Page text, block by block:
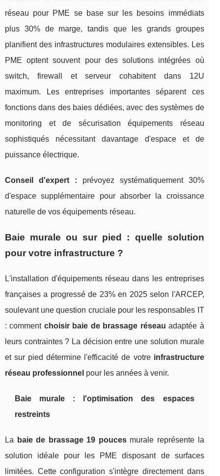
réseau pour PME se base sur les besoins immédiats
plus 30% de marge, tandis que les grands groupes
planifient des infrastructures modulaires extensibles. Les
PME optent souvent pour des solutions intégrées où
switch, firewall et serveur cohabitent dans 12U
maximum. Les entreprises importantes séparent ces
fonctions dans des baies dédiées, avec des systèmes de
monitoring et de sécurisation équipements réseau
sophistiqués nécessitant davantage d'espace et de
puissance électrique.
Conseil d'expert : prévoyez systématiquement 30%
d'espace supplémentaire pour absorber la croissance
naturelle de vos équipements réseau.
Baie murale ou sur pied : quelle solution
pour votre infrastructure ?
L'installation d'équipements réseau dans les entreprises
françaises a progressé de 23% en 2025 selon l'ARCEP,
soulevant une question cruciale pour les responsables IT
: comment choisir baie de brassage réseau adaptée à
leurs contraintes ? La décision entre une solution murale
et sur pied détermine l'efficacité de votre infrastructure
réseau professionnel pour les années à venir.
Baie murale : l'optimisation des espaces
restreints
La baie de brassage 19 poucesmurale représente la
solution idéale pour les PME disposant de surfaces
limitées. Cette configuration s'intègre directement dans